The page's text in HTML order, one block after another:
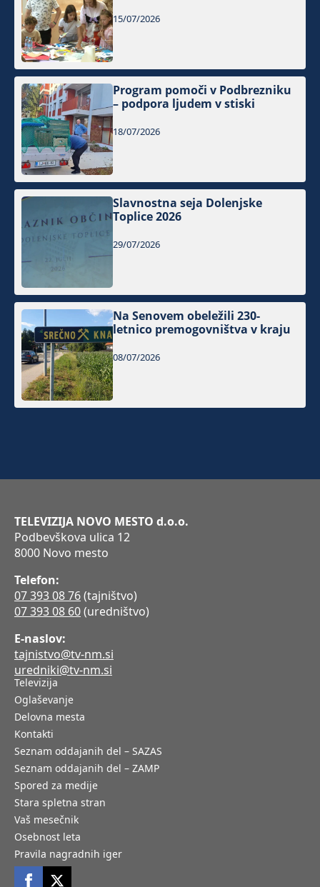
15/07/2026
Program pomoči v Podbrezniku
– podpora ljudem v stiski
18/07/2026
Slavnostna seja Dolenjske
Toplice 2026
29/07/2026
Na Senovem obeležili 230-
letnico premogovništva v kraju
08/07/2026
TELEVIZIJA NOVO MESTO d.o.o.
Podbevškova ulica 12
8000 Novo mesto
Telefon:
07 393 08 76(tajništvo)
07 393 08 60(uredništvo)
E-naslov:
tajnistvo@tv-nm.si
uredniki@tv-nm.si
Televizija
Oglaševanje
Delovna mesta
Kontakti
Seznam oddajanih del – SAZAS
Seznam oddajanih del – ZAMP
Spored za medije
Stara spletna stran
Vaš mesečnik
Osebnost leta
Pravila nagradnih iger